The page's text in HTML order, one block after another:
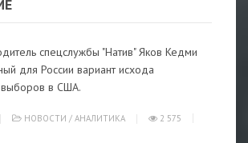
спецслужбы "Натив" Яков Кедми
для России вариант исхода
выборов в США.
НОВОСТИ / АНАЛИТИКА
2 575